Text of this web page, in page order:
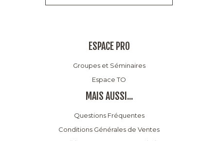
ESPACE PRO
Groupes et Séminaires
Espace TO
MAIS AUSSI...
Questions Fréquentes
Conditions Générales de Ventes